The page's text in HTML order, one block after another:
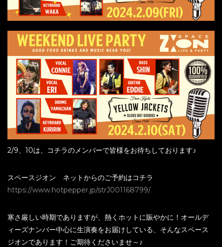
2/9、10は、コチラのメンバーで皆様をお待ちしております♪
スペースジオン ネットからのご予約はコチラ
https://www.hotpepper.jp/strJ001168799/
寒さ厳しい時期でありますが、熱くホットに賑やかに！オールデ
ィーズナンバー中心に生演奏をお届けしている、そんなスペース
ジオンであります！ご期待くださいませ～♪